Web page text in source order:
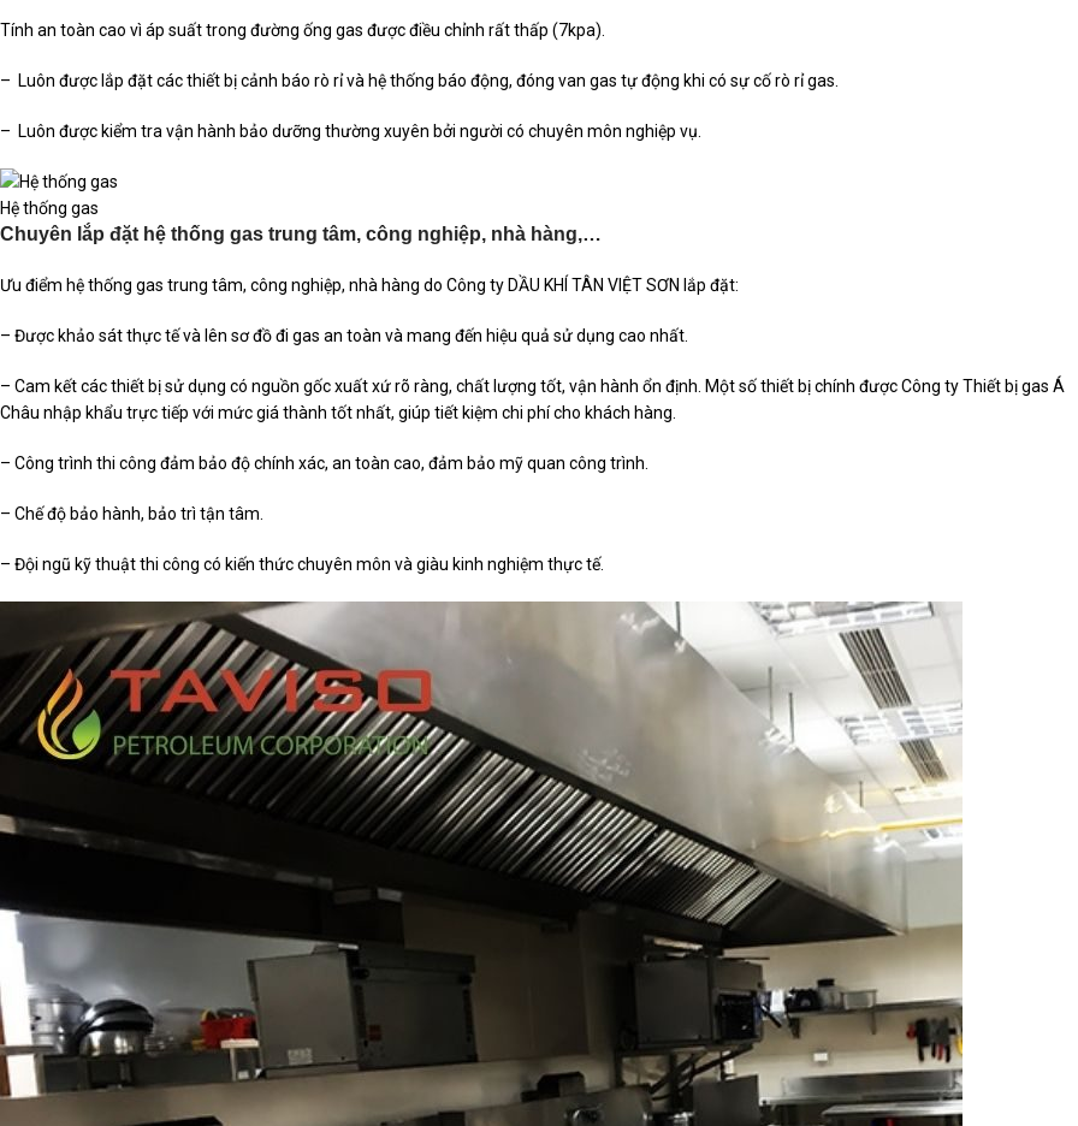
Tính an toàn cao vì áp suất trong đường ống gas được điều chỉnh rất thấp (7kpa).
– Luôn được lắp đặt các thiết bị cảnh báo rò rỉ và hệ thống báo động, đóng van gas tự động khi có sự cố rò rỉ gas.
– Luôn được kiểm tra vận hành bảo dưỡng thường xuyên bởi người có chuyên môn nghiệp vụ.
Hệ thống gas
Chuyên lắp đặt hệ thống gas trung tâm, công nghiệp, nhà hàng,…
Ưu điểm hệ thống gas trung tâm, công nghiệp, nhà hàng do Công ty DẦU KHÍ TÂN VIỆT SƠN lắp đặt:
– Được khảo sát thực tế và lên sơ đồ đi gas an toàn và mang đến hiệu quả sử dụng cao nhất.
– Cam kết các thiết bị sử dụng có nguồn gốc xuất xứ rõ ràng, chất lượng tốt, vận hành ổn định. Một số thiết bị chính được Công ty Thiết bị gas Á
Châu nhập khẩu trực tiếp với mức giá thành tốt nhất, giúp tiết kiệm chi phí cho khách hàng.
– Công trình thi công đảm bảo độ chính xác, an toàn cao, đảm bảo mỹ quan công trình.
– Chế độ bảo hành, bảo trì tận tâm.
– Đội ngũ kỹ thuật thi công có kiến thức chuyên môn và giàu kinh nghiệm thực tế.